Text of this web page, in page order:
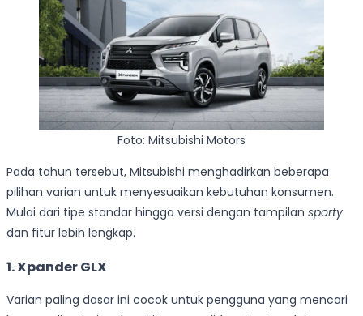
Foto: Mitsubishi Motors
Pada tahun tersebut, Mitsubishi menghadirkan beberapa
pilihan varian untuk menyesuaikan kebutuhan konsumen.
Mulai dari tipe standar hingga versi dengan tampilan sporty
dan fitur lebih lengkap.
1. Xpander GLX
Varian paling dasar ini cocok untuk pengguna yang mencari